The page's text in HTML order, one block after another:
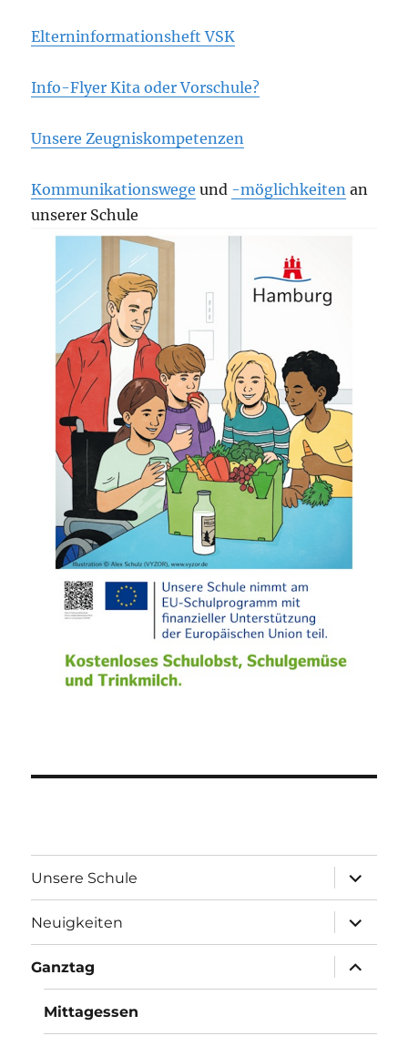
Elterninformationsheft VSK
Info-Flyer Kita oder Vorschule?
Unsere Zeugniskompetenzen
Kommunikationswege und -möglichkeiten an
unserer Schule
Unsere Schule
öffnen
Neuigkeiten
öffnen
Ganztag
öffnen
Mittagessen